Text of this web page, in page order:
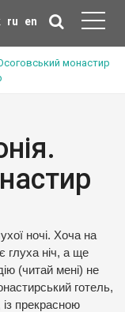
ru en
монастир
ночі. Хоча на
глуха ніч, а ще
(читай мені) не
готель,
прекрасною